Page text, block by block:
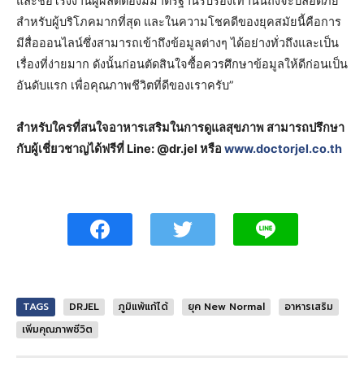
สำหรับผู้บริโภคมากที่สุด และในความโชคดีของยุคสมัยนี้คือการ
มีสื่อออนไลน์ซึ่งสามารถเข้าถึงข้อมูลต่างๆ ได้อย่างทั่วถึงและเป็น
เรื่องที่ง่ายมาก ดังนั้นก่อนตัดสินใจซื้อควรศึกษาข้อมูลให้ดีก่อนเป็น
อันดับแรก เพื่อคุณภาพชีวิตที่ดีของเราครับ”
สำหรับใครที่สนใจอาหารเสริมในการดูแลสุขภาพ สามารถปรึกษา
กับผู้เชี่ยวชาญได้ฟรีที่ Line: @dr.jel หรือ www.doctorjel.co.th
TAGS DR.JEL ภูมิแพ้แก้ได้ ยุค New Normal
อาหารเสริม
เพิ่มคุณภาพชีวิต